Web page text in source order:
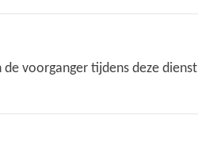
voorganger tijdens deze dienst